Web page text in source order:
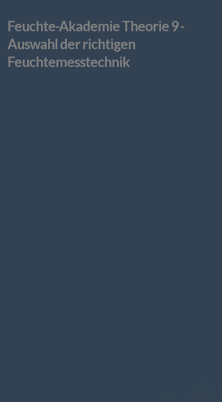
Feuchte-Akademie Theorie 9 -
Auswahl der richtigen
Feuchtemesstechnik